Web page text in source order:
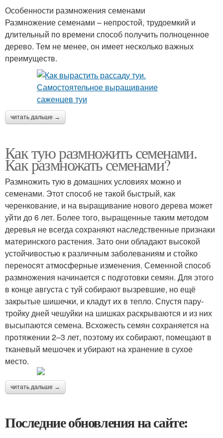
Особенности размножения семенами
Размножение семенами – непростой, трудоемкий и
длительный по времени способ получить полноценное
дерево. Тем не менее, он имеет несколько важных
преимуществ.
читать дальше →
Как тую размножить семенами.
Как размножать семенами?
Размножить тую в домашних условиях можно и
семенами. Этот способ не такой быстрый, как
черенкование, и на выращивание нового дерева может
уйти до 6 лет. Более того, выращенные таким методом
деревья не всегда сохраняют наследственные признаки
материнского растения. Зато они обладают высокой
устойчивостью к различным заболеваниям и стойко
переносят атмосферные изменения. Семенной способ
размножения начинается с подготовки семян. Для этого
в конце августа с туй собирают вызревшие, но ещё
закрытые шишечки, и кладут их в тепло. Спустя пару-
тройку дней чешуйки на шишках раскрываются и из них
высыпаются семена. Всхожесть семян сохраняется на
протяжении 2–3 лет, поэтому их собирают, помещают в
тканевый мешочек и убирают на хранение в сухое
место.
читать дальше →
Последние обновления на сайте: